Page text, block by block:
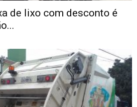
de lixo com desconto é